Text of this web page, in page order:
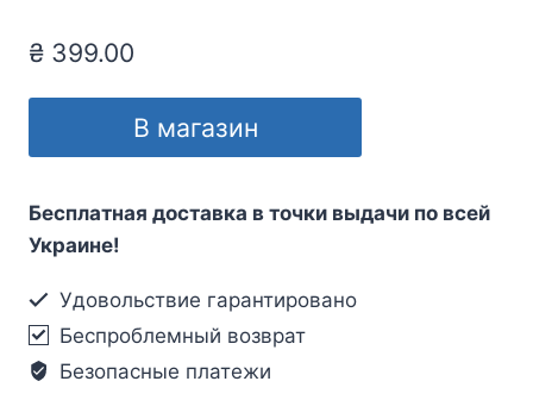
₴ 399.00
В магазин
Бесплатная доставка в точки выдачи по всей
Украине!
Удовольствие гарантировано
Беспроблемный возврат
Безопасные платежи